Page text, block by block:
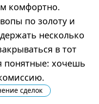
комфортно.
по золоту и
несколько
в тот
понятные: хочешь
сделок